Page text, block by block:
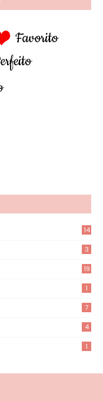
14
3
19
1
7
4
1